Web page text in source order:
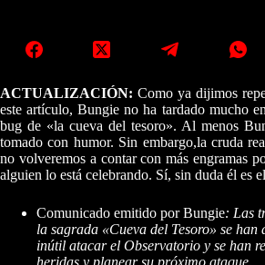
ACTUALIZACIÓN: Como ya dijimos
este artículo, Bungie no ha tardado mucho
bug de «la cueva del tesoro». Al menos
tomado con humor. Sin embargo,la cruda
no volveremos a contar con más engramas
alguien lo está celebrando. Sí, sin duda él es
Comunicado emitido por Bungie: Las
la sagrada «Cueva del Tesoro» se han
inútil atacar el Observatorio y se han